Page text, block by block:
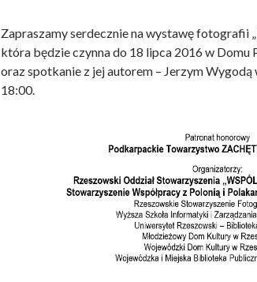
Zapraszamy serdecznie na wystawę fotografii
która będzie czynna do 18 lipca 2016 w Domu
oraz spotkanie z jej autorem – Jerzym Wygodą
18:00.